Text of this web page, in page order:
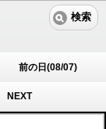
検索
前の日(08/07)
NEXT